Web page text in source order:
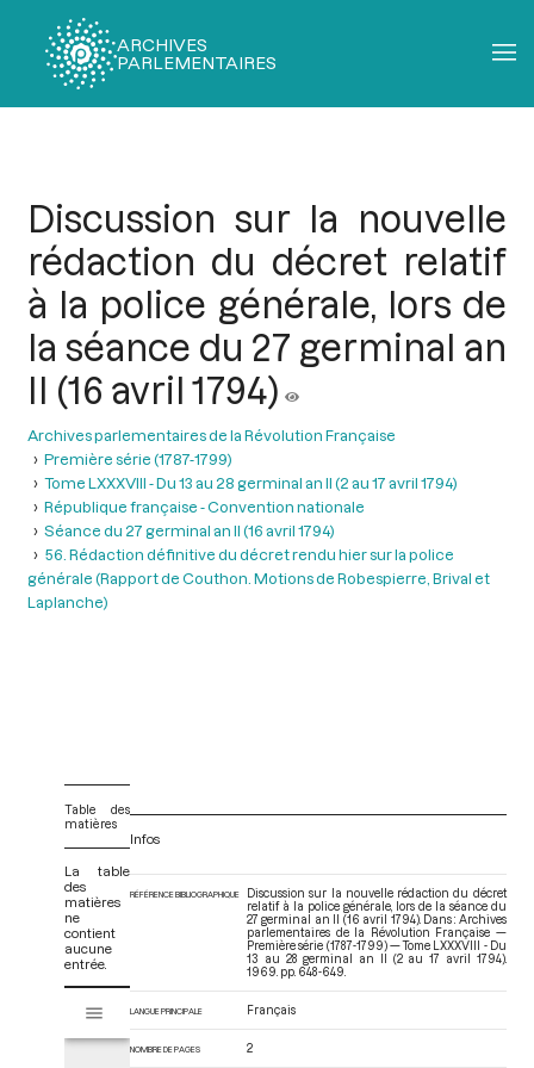
ARCHIVES
PARLEMENTAIRES
Discussion sur la nouvelle
rédaction du décret relatif
à la police générale, lors de
la séance du 27 germinal an
II (16 avril 1794)
Archives parlementaires de la Révolution Française
Première série (1787-1799)
Tome LXXXVIII - Du 13 au 28 germinal an II (2 au 17 avril 1794)
République française - Convention nationale
Séance du 27 germinal an II (16 avril 1794)
56. Rédaction définitive du décret rendu hier sur la police
générale (Rapport de Couthon. Motions de Robespierre, Brival et
Laplanche)
Table des
matières
La table
des
matières
ne
contient
aucune
entrée.
s
Tome LXXXVIII - Du 13 au 28 germinal an II (2 au 17 avril 1794)
Infos
RÉFÉRENCE BIBLIOGRAPHIQUE
Discussion sur la nouvelle rédaction du décret
relatif à la police générale, lors de la séance du
27 germinal an II (16 avril 1794). Dans : Archives
parlementaires de la Révolution Française —
Première série (1787-1799) — Tome LXXXVIII - Du
13 au 28 germinal an II (2 au 17 avril 1794).
1969. pp. 648-649.
LANGUE PRINCIPALE Français
NOMBRE DE PAGES 2